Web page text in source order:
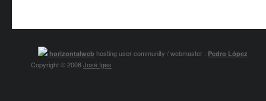
horizontalweb hosting user community / webmaster : Pedro López
Copyright © 2008José Iges